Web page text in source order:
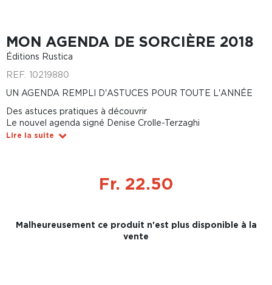
MON AGENDA DE SORCIÈRE 2018
Éditions Rustica
REF. 10219880
UN AGENDA REMPLI D'ASTUCES POUR TOUTE L'ANNÉE
Des astuces pratiques à découvrir
Le nouvel agenda signé Denise Crolle-Terzaghi
Lire la suite
Fr. 22.50
Malheureusement ce produit n'est plus disponible à la
vente